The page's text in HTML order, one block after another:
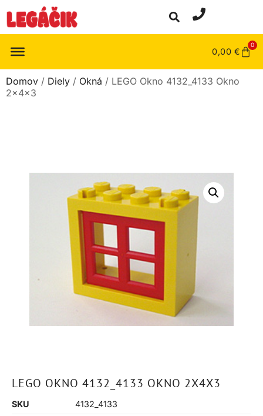
0,00 €
0
Domov / Diely / Okná / LEGO Okno 4132_4133 Okno
2x4x3
LEGO OKNO 4132_4133 OKNO 2X4X3
SKU
4132_4133